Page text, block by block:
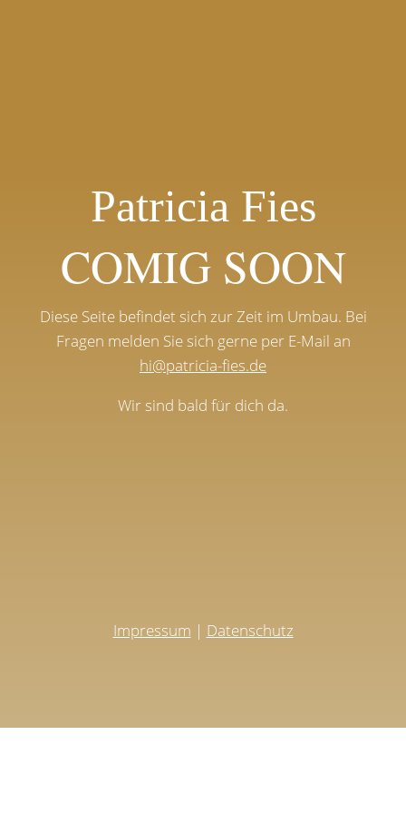
Patricia Fies
COMIG SOON
Diese Seite befindet sich zur Zeit im Umbau. Bei
Fragen melden Sie sich gerne per E-Mail an
hi@patricia-fies.de
Wir sind bald für dich da.
Impressum | Datenschutz